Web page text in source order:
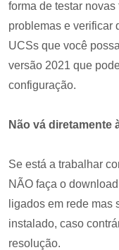
forma de testar
problemas e verificar
UCSs que você
versão 2021 que
configuração.
Não vá diretamente
Se está a trabalhar
NÃO faça o
ligados em rede mas
instalado, caso
resolução.